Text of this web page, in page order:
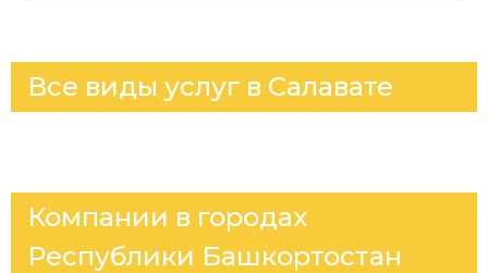
Все виды услуг в Салавате
Компании в городах
Республики Башкортостан